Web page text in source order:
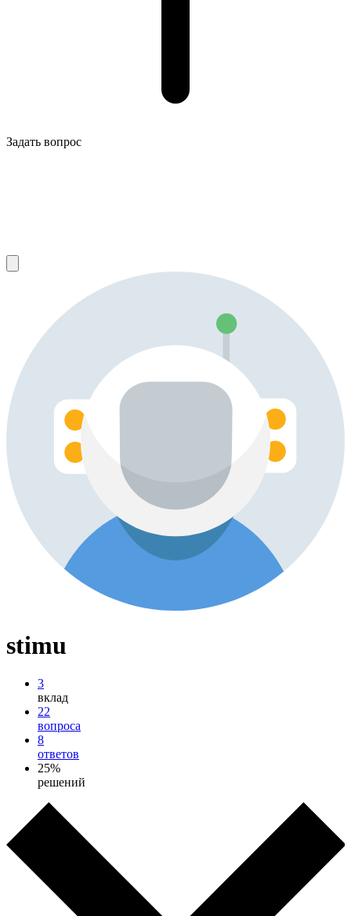
Задать вопрос
stimu
3
вклад
22
вопроса
8
ответов
25%
решений